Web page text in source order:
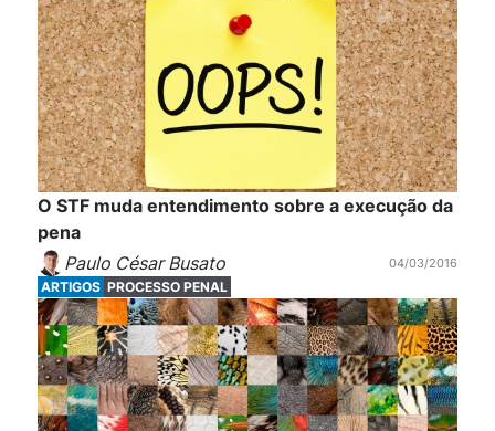
O STF muda entendimento sobre a execução da
pena
Paulo César Busato
04/03/2016
ARTIGOS PROCESSO PENAL